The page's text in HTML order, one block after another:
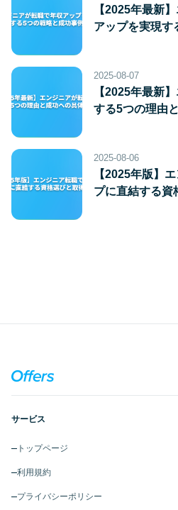
【2025年最新
アップを実現す
2025-08-07
【2025年最新
する5つの理由
2025-08-06
【2025年版】
プに直結する資
サービス
トップページ
利用規約
プライバシーポリシー